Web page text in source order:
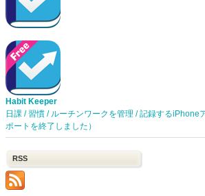
Habit Keeper
日課 / 習慣 / ルーチンワークを管理 / 記録する
ポートを終了しました）
RSS